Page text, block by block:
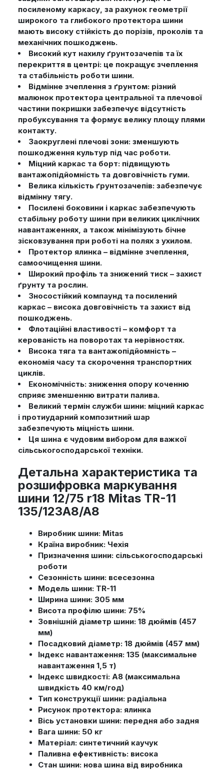
посиленому каркасу, за рахунок геометрії
широкого та глибокого протектора шини
мають високу стійкість до порізів, проколів та
механічних пошкоджень.
Високий кут нахилу ґрунтозачепів та їх
перекриття в центрі: це покращує зчеплення
та стабільність роботи шини.
Відмінне зчеплення з ґрунтом: різний
малюнок протектора центральної та плечової
частини покришки забезпечує відсутність
пробуксування та формує велику площу плями
контакту.
Заокруглені плечові зони: зменшують
пошкодження культур під час роботи.
Міцний каркас та борт: підвищують
вантажопідйомність та довговічність гуми.
Велика кількість ґрунтозачепів: забезпечує
відмінну тягу.
Посилені боковини і каркас забезпечують
стабільну роботу шини при великих циклічних
навантаженнях, а також мінімізують бічне
зісковзування при роботі на полях з ухилом.
Протектор ялинка – відмінне зчеплення,
самоочищення шини.
Широкий профіль та знижений тиск – захист
ґрунту та рослин.
Зносостійкий компаунд та посилений
каркас – висока довговічність та захист від
пошкоджень.
Флотаційні властивості – комфорт та
керованість на поворотах та нерівностях.
Висока тяга та вантажопідйомність –
економія часу та скорочення транспортних
циклів.
Економічність: зниження опору коченню
сприяє зменшенню витрати палива.
Великий термін служби шини: міцний каркас
і протиударний композитний шар
забезпечують міцність шини.
Ця шина є чудовим вибором для важкої
сільськогосподарської техніки.
Детальна характеристика та
розшифровка маркування
шини 12/75 r18 Mitas TR-11
135/123A8/A8
Виробник шини:Mitas
Країна виробник:Чехія
Призначення шини:сільськогосподарські
роботи
Сезонність шини:всесезонна
Модель шини:TR-11
Ширина шини:305 мм
Висота профілю шини:75%
Зовнішній діаметр шини:18 дюймів (457
мм)
Посадковий діаметр:18 дюймів (457 мм)
Індекс навантаження:135 (максимальне
навантаження 1,5 т)
Індекс швидкості:A8 (максимальна
швидкість 40 км/год)
Тип конструкції шини:радіальна
Рисунок протектора:ялинка
Вісь установки шини:передня або задня
Вага шини:50 кг
Матеріал:синтетичний каучук
Паливна ефективність:висока
Стан шини:нова шина від виробника